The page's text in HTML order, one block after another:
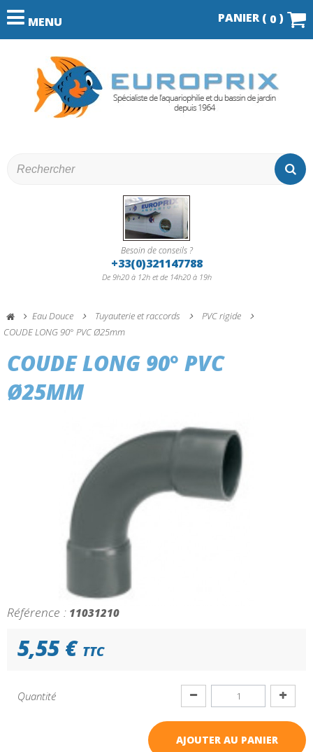
MENU PANIER ( 0 )
Besoin de conseils ?
+33(0)321147788
De 9h20 à 12h et de 14h20 à 19h
Eau Douce Tuyauterie et raccords
PVC rigide
COUDE LONG 90° PVC Ø25mm
COUDE LONG 90° PVC
Ø25MM
Référence : 11031210
5,55 € TTC
Quantité
AJOUTER AU PANIER